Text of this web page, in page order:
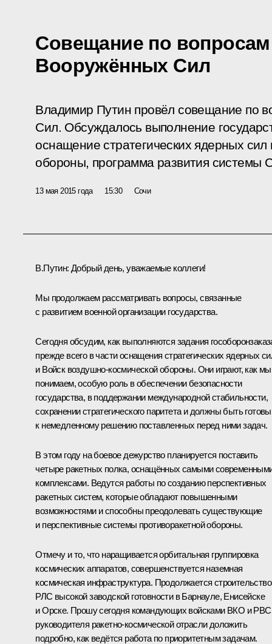
Совещание по вопросам
Вооружённых Сил
Владимир Путин провёл совещание по
Сил. Обсуждалось выполнение
оснащение стратегических ядерных
обороны, программа развития системы
13 мая 2015 года 15:30 Сочи
В.Путин: Добрый день, уважаемые коллеги!
Мы продолжаем рассматривать вопросы, связанные
с развитием военной организации государства.
Сегодня обсудим, как выполняются задания
прежде всего в части оснащения стратегических ядерных
и Войск воздушно-космической обороны. Они играют, как мы
понимаем, особую роль в обеспечении безопасности
государства, в поддержании международной стабильности,
сохранении стратегического паритета и должны быть готовы
к немедленному решению поставленных перед ними задач.
В этом году на боевое дежурство планируется поставить
четыре ракетных полка, оснащённых самыми
комплексами. Ведутся работы по созданию перспективных
ракетных систем, которые обладают повышенными
возможностями и способны преодолевать существующие
и перспективные системы противоракетной обороны.
Отмечу и то, что наращивается орбитальная группировка
космических аппаратов, совершенствуется наземная
космическая инфраструктура. Продолжается строительство
РЛС высокой заводской готовности в Барнауле, Енисейске
и Орске. Прошу сегодня командующих войсками ВКО и
руководителя ракетно-космической отрасли доложить
подробно, как ведётся работа по приоритетным задачам.